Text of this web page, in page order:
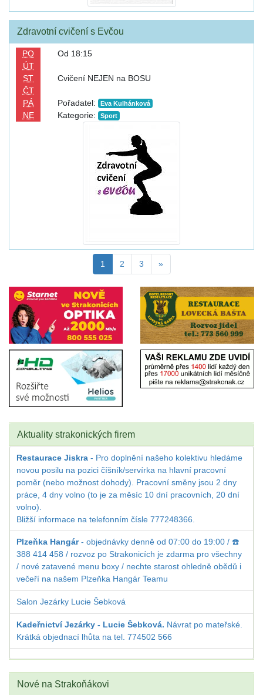
Zdravotní cvičení s Evčou
PO
ÚT
ST
ČT
PÁ
NE
Od 18:15
Cvičení NEJEN na BOSU
Pořadatel: Eva Kulhánková
Kategorie: Sport
1 2 3 »
Aktuality strakonických firem
Restaurace Jiskra - Pro doplnění našeho kolektivu hledáme
novou posilu na pozici číšník/servírka na hlavní pracovní
poměr (nebo možnost dohody). Pracovní směny jsou 2 dny
práce, 4 dny volno (to je za měsíc 10 dní pracovních, 20 dní
volno).
Bližší informace na telefonním čísle 777248366.
Plzeňka Hangár- objednávky denně od 07:00 do 19:00 / ☎️
388 414 458 / rozvoz po Strakonicích je zdarma pro všechny
/ nové zatavené menu boxy / nechte starost ohledně obědů i
večeří na našem Plzeňka Hangár Teamu
Salon Jezárky Lucie Šebková
Kadeřnictví Jezárky - Lucie Šebková. Návrat po mateřské.
Krátká objednací lhůta na tel. 774502 566
Nové na Strakoňákovi